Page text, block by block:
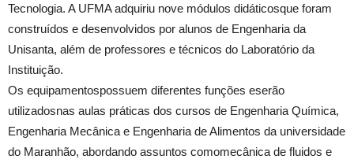
Tecnologia. A UFMA adquiriu nove módulos didáticosque foram
construídos e desenvolvidos por alunos de Engenharia da
Unisanta, além de professores e técnicos do Laboratório da
Instituição.
Os equipamentospossuem diferentes funções eserão
utilizadosnas aulas práticas dos cursos de Engenharia Química,
Engenharia Mecânica e Engenharia de Alimentos da universidade
do Maranhão, abordando assuntos comomecânica de fluidos e